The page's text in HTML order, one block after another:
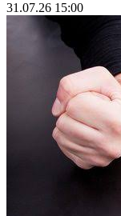
31.07.26 15:00